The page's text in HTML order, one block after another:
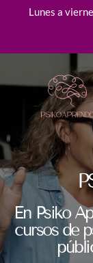
Lunes a
En Psiko
cursos de